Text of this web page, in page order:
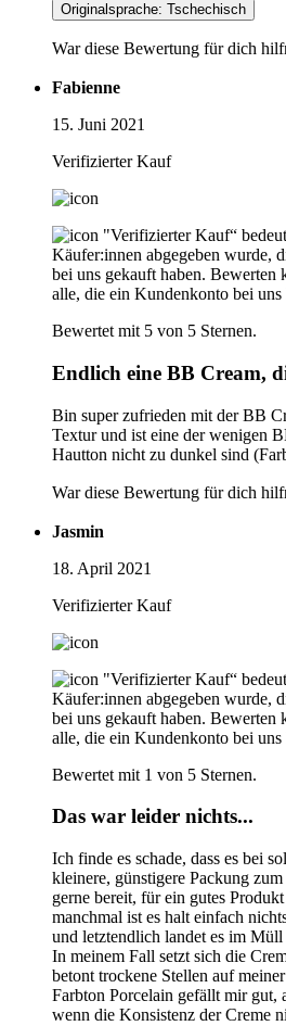
Originalsprache: Tschechisch
War diese Bewertung für dich
Fabienne
15. Juni 2021
Verifizierter Kauf
"Verifizierter Kauf“
Käufer:innen abgegeben wurde,
bei uns gekauft haben. Bewerten
alle, die ein Kundenkonto bei uns
Bewertet mit 5 von 5 Sternen.
Endlich eine BB Cream,
Bin super zufrieden mit der BB
Textur und ist eine der wenigen
Hautton nicht zu dunkel sind
War diese Bewertung für dich
Jasmin
18. April 2021
Verifizierter Kauf
"Verifizierter Kauf“
Käufer:innen abgegeben wurde,
bei uns gekauft haben. Bewerten
alle, die ein Kundenkonto bei uns
Bewertet mit 1 von 5 Sternen.
Das war leider nichts...
Ich finde es schade, dass es bei
kleinere, günstigere Packung
gerne bereit, für ein gutes
manchmal ist es halt einfach
und letztendlich landet es im Müll
In meinem Fall setzt sich die
betont trockene Stellen auf
Farbton Porcelain gefällt mir gut,
wenn die Konsistenz der Creme